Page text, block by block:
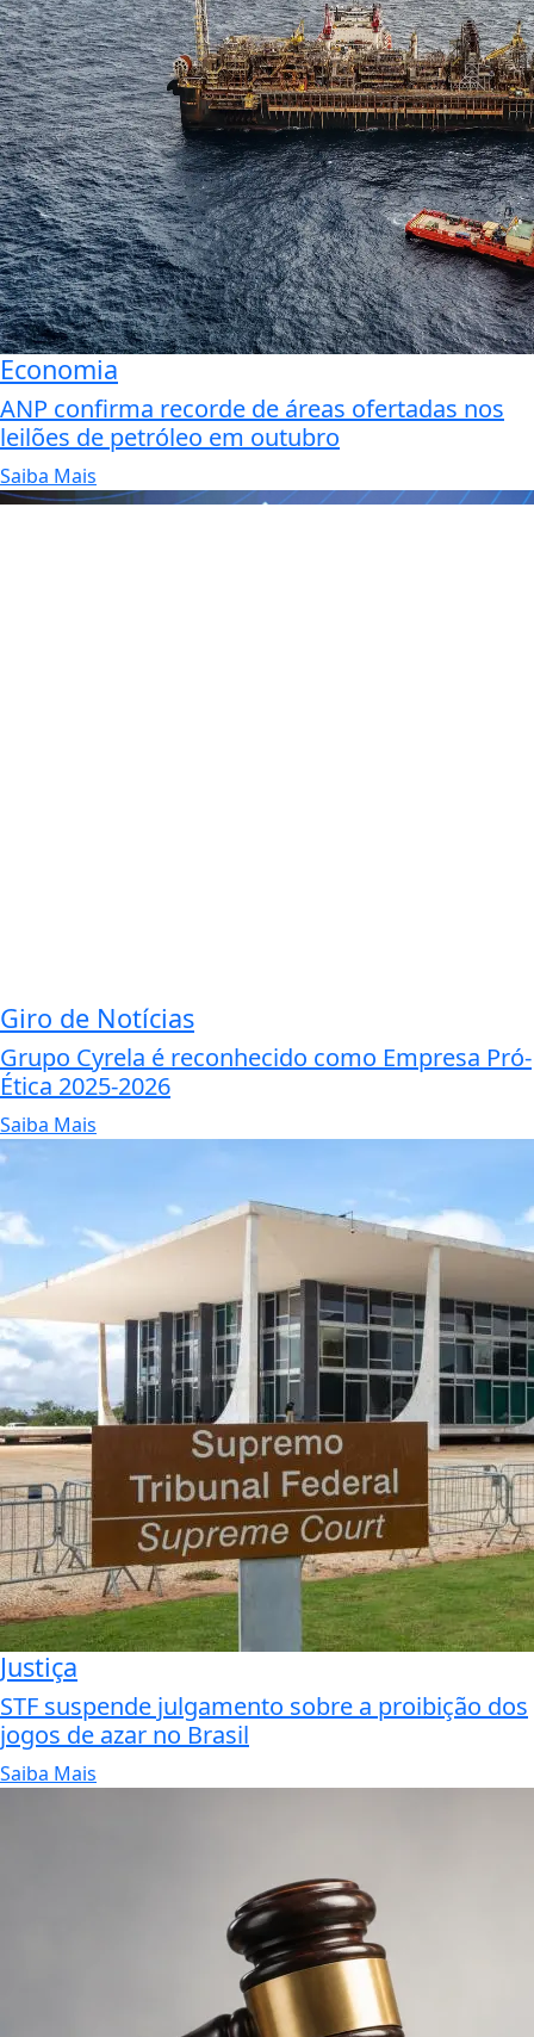
Economia
ANP confirma recorde de áreas ofertadas nos
leilões de petróleo em outubro
Saiba Mais
Giro de Notícias
Grupo Cyrela é reconhecido como Empresa Pró-
Ética 2025-2026
Saiba Mais
Justiça
STF suspende julgamento sobre a proibição dos
jogos de azar no Brasil
Saiba Mais